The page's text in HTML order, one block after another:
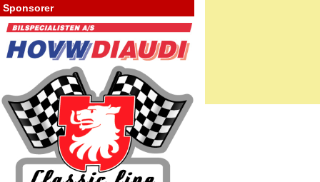
Sponsorer